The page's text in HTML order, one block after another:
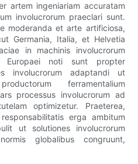
artem ingeniariam accuratam
involucrorum praeclari sunt.
moderanda et arte artificiosa,
Germania, Italia, et Helvetia
in machinis involucrorum
Europaei noti sunt propter
involucrorum adaptandi ut
ferramentalium
processus involucrorum ad
optimizetur. Praeterea,
erga ambitum
ut solutiones involucrorum
globalibus congruunt,